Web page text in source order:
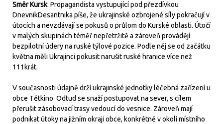
Směr Kursk: Propagandista vystupující pod přezdívkou
DnevnikDesantnika píše, že ukrajinské ozbrojené síly pokračují v
útocích a nevzdávají se pokusů o průlom do Kurské oblasti. Útočí
v malých skupinách téměř nepřetržitě a zároveň provádějí
bezpilotní údery na ruské týlové pozice. Podle něj se od začátku
května měli Ukrajinci pokusit narušit ruské hranice více než
111krát.
V současnosti údajně drží ukrajinské jednotky léčebná zařízení u
obce Tětkino. Odtud se snaží postupovat na sever, s cílem
přerušit zásobovací trasy vedoucí do vesnice. Zároveň mají
podnikat útoky na jižním okraji obce, konkrétně v okolí místního